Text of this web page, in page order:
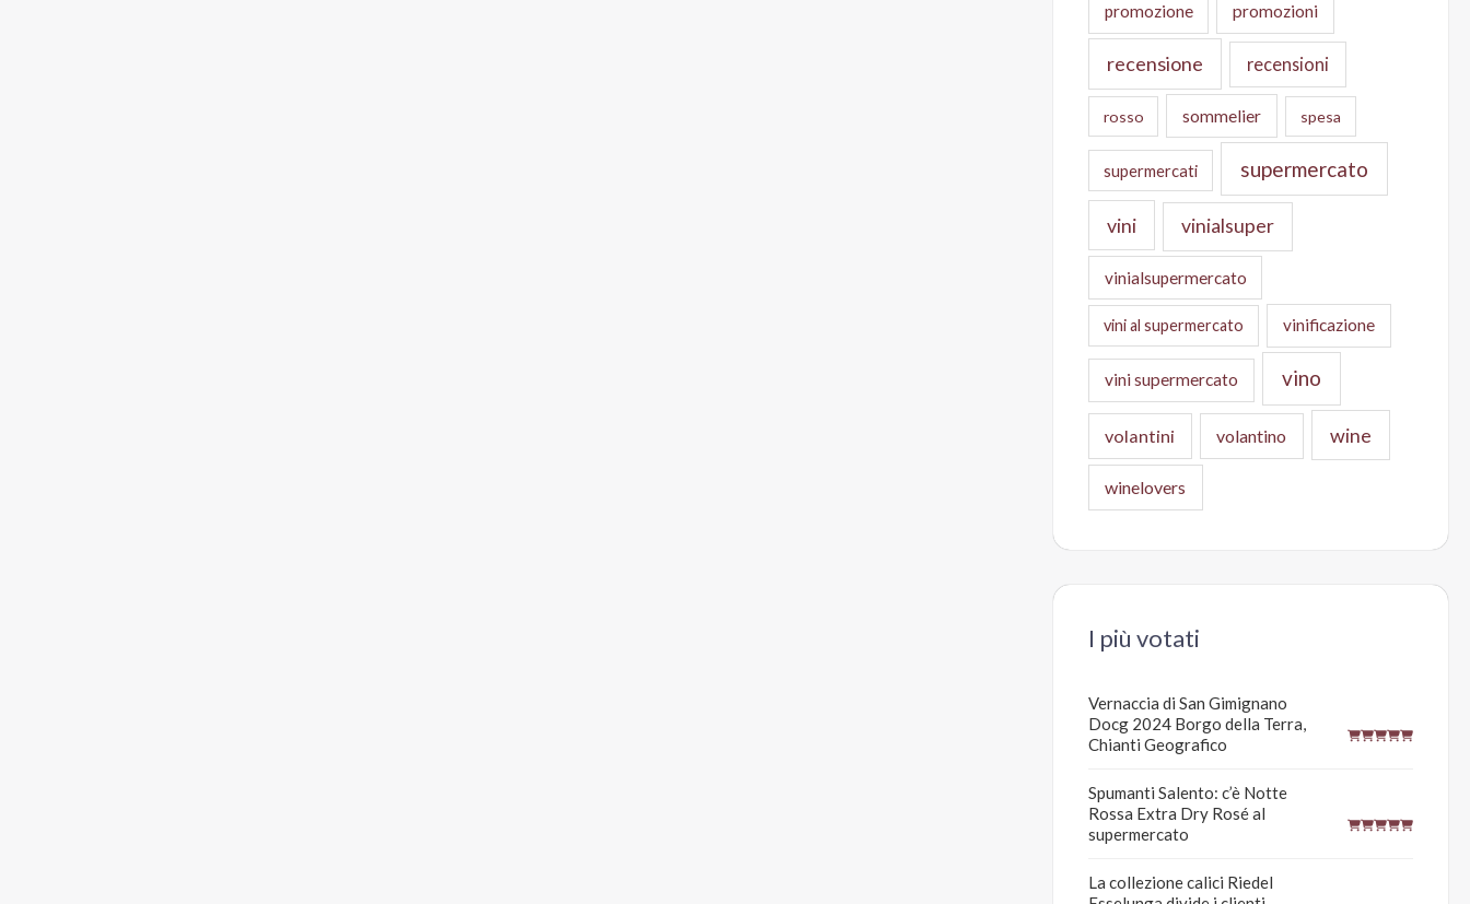
promozione promozioni
recensione recensioni
rosso sommelier spesa
supermercati supermercato
vini vinialsuper
vinialsupermercato
vini al supermercato vinificazione
vini supermercato vino
volantini volantino wine
winelovers
I più votati
Vernaccia di San Gimignano
Docg 2024 Borgo della Terra,
Chianti Geografico
Spumanti Salento: c’è Notte
Rossa Extra Dry Rosé al
supermercato
La collezione calici Riedel